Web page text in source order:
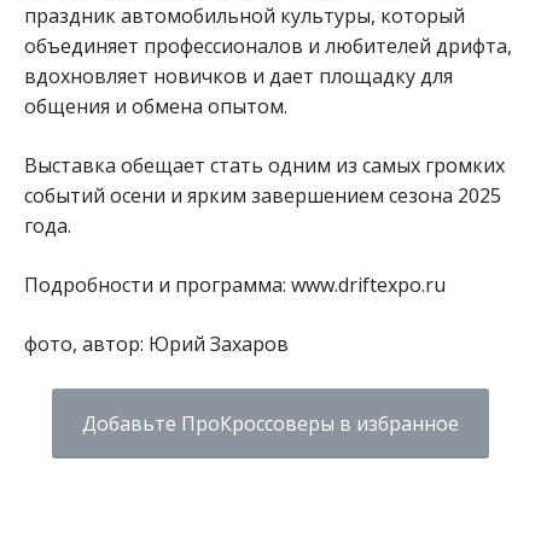
праздник автомобильной культуры, который
объединяет профессионалов и любителей дрифта,
вдохновляет новичков и дает площадку для
общения и обмена опытом.
Выставка обещает стать одним из самых громких
событий осени и ярким завершением сезона 2025
года.
Подробности и программа: www.driftexpo.ru
фото, автор: Юрий Захаров
Добавьте ПроКроссоверы в избранное